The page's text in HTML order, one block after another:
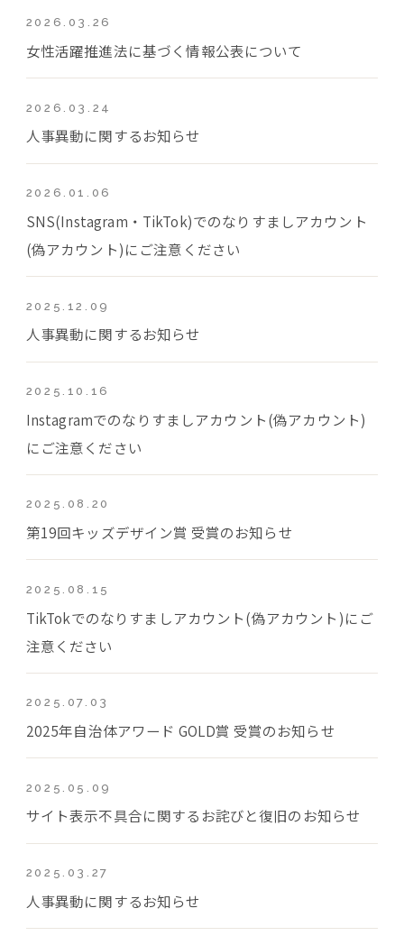
2026.03.26
女性活躍推進法に基づく情報公表について
2026.03.24
人事異動に関するお知らせ
2026.01.06
SNS(Instagram・TikTok)でのなりすましアカウント
(偽アカウント)にご注意ください
2025.12.09
人事異動に関するお知らせ
2025.10.16
Instagramでのなりすましアカウント(偽アカウント)
にご注意ください
2025.08.20
第19回キッズデザイン賞 受賞のお知らせ
2025.08.15
TikTokでのなりすましアカウント(偽アカウント)にご
注意ください
2025.07.03
2025年自治体アワード GOLD賞 受賞のお知らせ
2025.05.09
サイト表示不具合に関するお詫びと復旧のお知らせ
2025.03.27
人事異動に関するお知らせ